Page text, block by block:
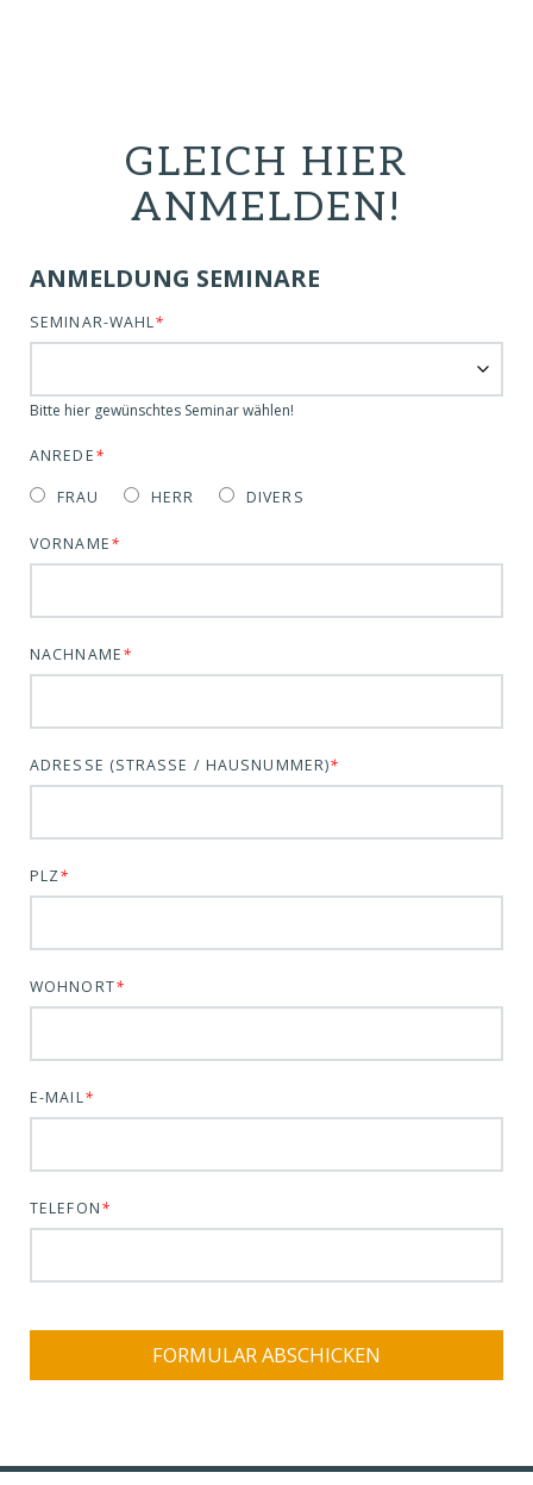
GLEICH HIER
ANMELDEN!
ANMELDUNG SEMINARE
SEMINAR-WAHL*
Bitte hier gewünschtes Seminar wählen!
ANREDE*
FRAU HERR DIVERS
VORNAME*
NACHNAME*
ADRESSE (STRASSE / HAUSNUMMER) *
PLZ*
WOHNORT*
E-MAIL*
TELEFON*